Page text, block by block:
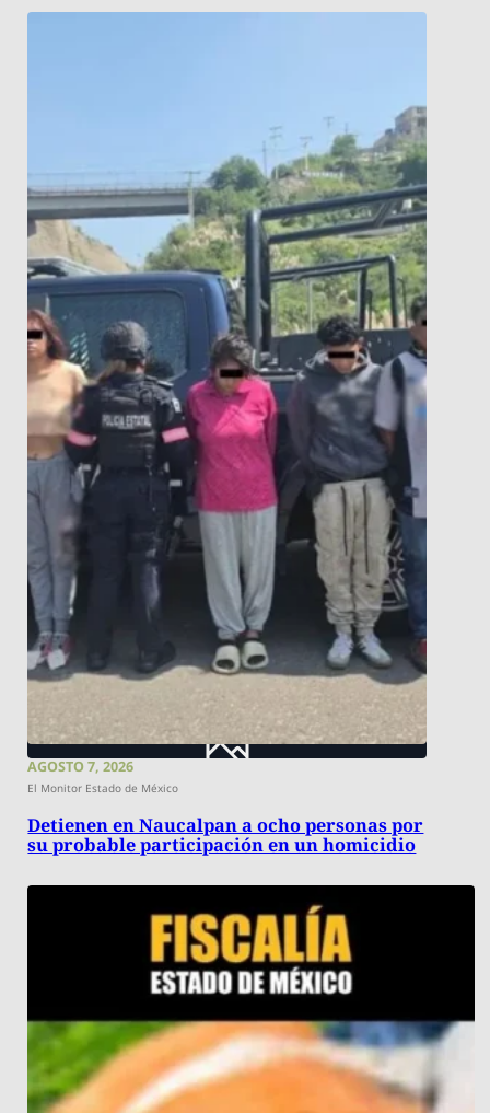
AGOSTO 7, 2026
El Monitor Estado de México
Detienen en Naucalpan a ocho personas por
su probable participación en un homicidio